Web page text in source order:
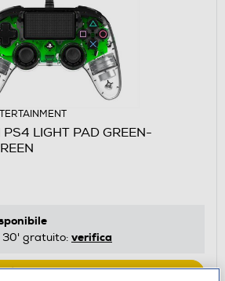
LIGHT PAD GREEN-
30' gratuito: verifica
AGGIUNGI